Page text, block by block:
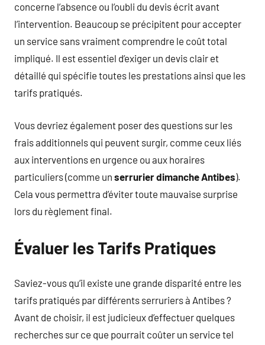
concerne l’absence ou l’oubli du devis écrit avant
l’intervention. Beaucoup se précipitent pour accepter
un service sans vraiment comprendre le coût total
impliqué. Il est essentiel d’exiger un devis clair et
détaillé qui spécifie toutes les prestations ainsi que les
tarifs pratiqués.
Vous devriez également poser des questions sur les
frais additionnels qui peuvent surgir, comme ceux liés
aux interventions en urgence ou aux horaires
particuliers (comme un serrurier dimanche Antibes).
Cela vous permettra d’éviter toute mauvaise surprise
lors du règlement final.
Évaluer les Tarifs Pratiques
Saviez-vous qu’il existe une grande disparité entre les
tarifs pratiqués par différents serruriers à Antibes ?
Avant de choisir, il est judicieux d’effectuer quelques
recherches sur ce que pourrait coûter un service tel